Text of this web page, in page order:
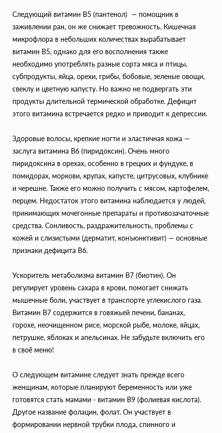
Следующий витамин B5 (пантенол) — помощник в
заживлении ран, он же снижает тревожность. Кишечная
микрофлора в небольших количествах вырабатывает
витамин B5, однако для его восполнения также
необходимо употреблять разные сорта мяса и птицы,
субпродукты, яйца, орехи, грибы, бобовые, зеленые овощи,
свеклу и цветную капусту. Но важно не подвергать эти
продукты длительной термической обработке. Дефицит
этого витамина встречается редко и приводит к депрессии.
Здоровые волосы, крепкие ногти и эластичная кожа —
заслуга витамина B6 (пиридоксин). Очень много
пиридоксина в орехах, особенно в грецких и фундуке, в
помидорах, моркови, крупах, капусте, цитрусовых, клубнике
и черешне. Также его можно получить с мясом, картофелем,
перцем. Недостаток этого витамина наблюдается у людей,
принимающих мочегонные препараты и противозачаточные
средства. Сонливость, раздражительность, проблемы с
кожей и слизистыми (дерматит, конъюнктивит) — основные
признаки дефицита В6.
Ускоритель метаболизма витамин B7 (биотин). Он
регулирует уровень сахара в крови, помогает снижать
мышечные боли, участвует в транспорте углекислого газа.
Витамин B7 содержится в говяжьей печени, бананах,
горохе, неочищенном рисе, морской рыбе, молоке, яйцах,
петрушке, яблоках и апельсинах. Не забудьте включить его
в своё меню!
О следующем витамине следует знать прежде всего
женщинам, которые планируют беременность или уже
готовятся стать мамами - витамин B9 (фолиевая кислота).
Другое название фолацин, фолат. Он участвует в
формировании нервной трубки плода, спинного и